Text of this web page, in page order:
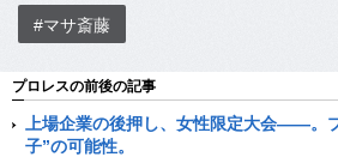
#マサ斎藤
プロレスの前後の記事
上場企業の後押し、女性限定大会――。
子”の可能性。